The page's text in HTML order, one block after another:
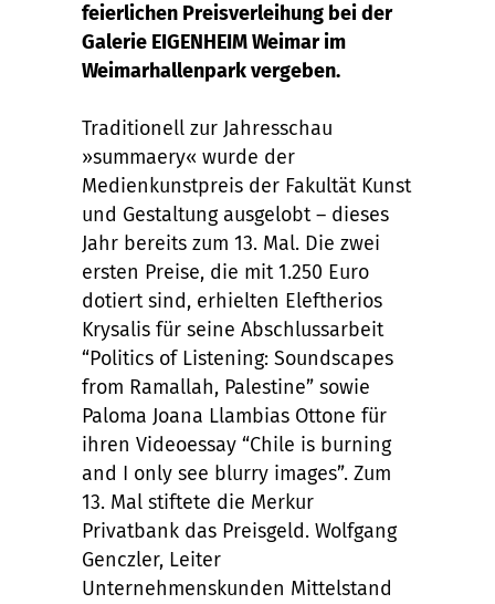
feierlichen Preisverleihung bei der
Galerie EIGENHEIM Weimar im
Weimarhallenpark vergeben.
Traditionell zur Jahresschau
»summaery« wurde der
Medienkunstpreis der Fakultät Kunst
und Gestaltung ausgelobt – dieses
Jahr bereits zum 13. Mal. Die zwei
ersten Preise, die mit 1.250 Euro
dotiert sind, erhielten Eleftherios
Krysalis für seine Abschlussarbeit
“Politics of Listening: Soundscapes
from Ramallah, Palestine” sowie
Paloma Joana Llambias Ottone für
ihren Videoessay “Chile is burning
and I only see blurry images”. Zum
13. Mal stiftete die Merkur
Privatbank das Preisgeld. Wolfgang
Genczler, Leiter
Unternehmenskunden Mittelstand